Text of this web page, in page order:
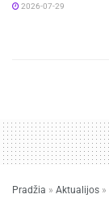
2026-07-29
Pradžia » Aktualijos »